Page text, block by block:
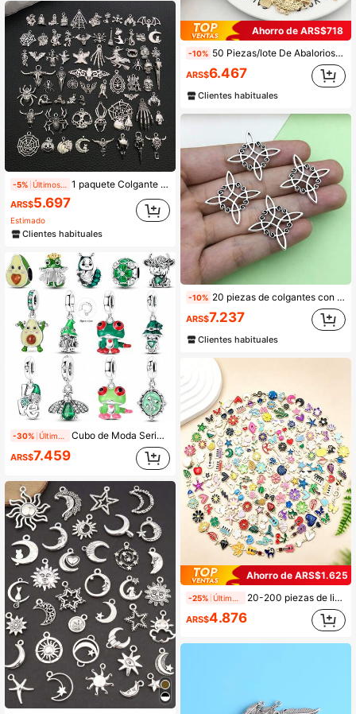
-5% 1 paquete Colgante de aleación gótica de plata antigua con encantos de calavera, araña, cabeza de pájaro y cabeza de toro para hacer joyas de Halloween, como pulseras, collares y aretes, accesorios para manualidades
ARS$5.697
Estimado
Clientes habituales
-30% Cubo de Moda Serie Verde Oxidada Trébol de Cuatro Hojas Oruga Rana Aguacate Cactus Lirio del Valle Luciérnaga Amor Elfo Oruga Colgante Animal Insecto Pulsera Decorativa Encanto Joyería Accesorio Regalo Festivo para Mamá Esposa Familia Amigos
ARS$7.459
Ahorro de ARS$718
-10% 50 Piezas/lote De Abalorios Encantos De Animales De Aves De Metal Vintage Mezclados Diy Para Hacer Joyas
ARS$6.467
Clientes habituales
-10% 20 piezas de colgantes con Nudo Celta, colgantes tradicionales irlandeses en aleación y conectores de colgantes con Nudo Chino para hacer pulseras, collares y adornos de joyería DIY
ARS$7.237
Clientes habituales
Ahorro de ARS$1.625
-25% 20-200 piezas de lindos colgantes de esmalte chapados en oro, paquete a granel, varias formas, accesorios de joyería DIY hechos a mano para pulseras y aretes
ARS$4.876